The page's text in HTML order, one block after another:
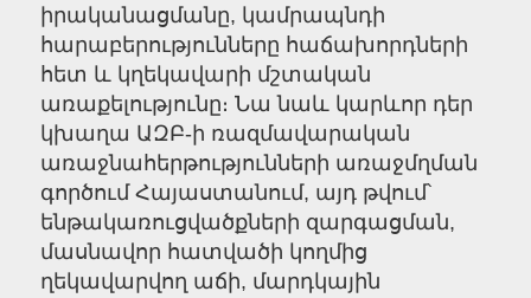
իրականացմանը, կամրապնդի
հարաբերությունները հաճախորդների
հետ և կղեկավարի մշտական
առաքելությունը։ Նա նաև կարևոր դեր
կխաղա ԱԶԲ-ի ռազմավարական
առաջնահերթությունների առաջմղման
գործում Հայաստանում, այդ թվում՝
ենթակառուցվածքների զարգացման,
մասնավոր հատվածի կողմից
ղեկավարվող աճի, մարդկային